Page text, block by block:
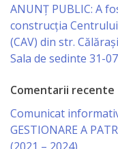
Funciar
Serviciul
Relaţii
cu
Publicul
ANUNȚ PUBLIC: A
construcția
(CAV) din str.
Sala de sedinte 31-
Comentarii recente
Comunicat
GESTIONARE A